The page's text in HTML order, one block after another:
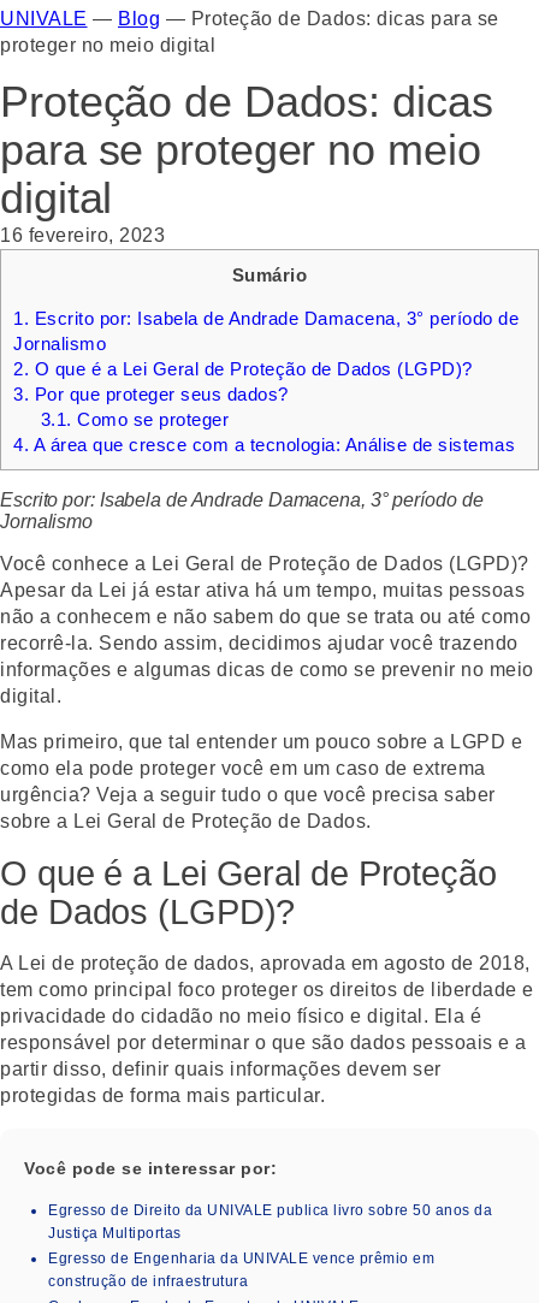
UNIVALE — Blog — Proteção de Dados: dicas para se
proteger no meio digital
Proteção de Dados: dicas
para se proteger no meio
digital
16 fevereiro, 2023
Sumário
1. Escrito por: Isabela de Andrade Damacena, 3° período de
Jornalismo
2. O que é a Lei Geral de Proteção de Dados (LGPD)?
3. Por que proteger seus dados?
3.1. Como se proteger
4. A área que cresce com a tecnologia: Análise de sistemas
Escrito por: Isabela de Andrade Damacena, 3° período de
Jornalismo
Você conhece a Lei Geral de Proteção de Dados (LGPD)?
Apesar da Lei já estar ativa há um tempo, muitas pessoas
não a conhecem e não sabem do que se trata ou até como
recorrê-la. Sendo assim, decidimos ajudar você trazendo
informações e algumas dicas de como se prevenir no meio
digital.
Mas primeiro, que tal entender um pouco sobre a LGPD e
como ela pode proteger você em um caso de extrema
urgência? Veja a seguir tudo o que você precisa saber
sobre a Lei Geral de Proteção de Dados.
O que é a Lei Geral de Proteção
de Dados (LGPD)?
A Lei de proteção de dados, aprovada em agosto de 2018,
tem como principal foco proteger os direitos de liberdade e
privacidade do cidadão no meio físico e digital. Ela é
responsável por determinar o que são dados pessoais e a
partir disso, definir quais informações devem ser
protegidas de forma mais particular.
Você pode se interessar por:
Egresso de Direito da UNIVALE publica livro sobre 50 anos da
Justiça Multiportas
Egresso de Engenharia da UNIVALE vence prêmio em
construção de infraestrutura